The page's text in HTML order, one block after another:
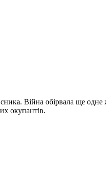
Війна обірвала ще одне
окупантів.